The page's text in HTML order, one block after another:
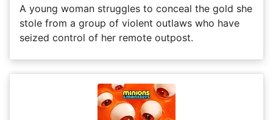
A young woman struggles to conceal the gold she
stole from a group of violent outlaws who have
seized control of her remote outpost.